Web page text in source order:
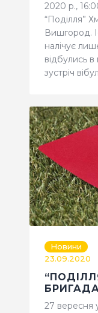
2020 р.,
“Поділля”
Вишгород.
налічує
відбулись
зустріч
Новини
23.09.2020
27 вересня